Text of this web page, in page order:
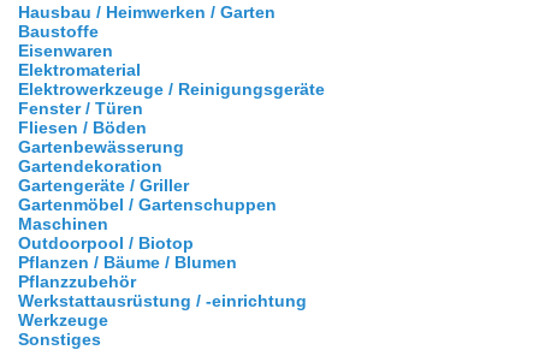
Hausbau / Heimwerken / Garten
Baustoffe
Eisenwaren
Elektromaterial
Elektrowerkzeuge / Reinigungsgeräte
Fenster / Türen
Fliesen / Böden
Gartenbewässerung
Gartendekoration
Gartengeräte / Griller
Gartenmöbel / Gartenschuppen
Maschinen
Outdoorpool / Biotop
Pflanzen / Bäume / Blumen
Pflanzzubehör
Werkstattausrüstung / -einrichtung
Werkzeuge
Sonstiges